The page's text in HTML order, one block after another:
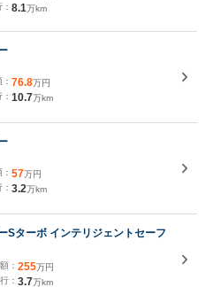
8.1万km
76.8万円
10.7万km
57万円
3.2万km
Sターボ インテリジェントセーフ
： 255万円
： 3.7万km